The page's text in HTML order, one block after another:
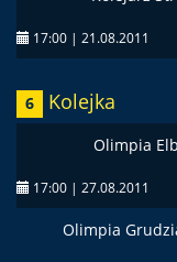
17:00 | 21.08.2011
6 Kolejka
Olimpia
17:00 | 27.08.2011
Olimpia